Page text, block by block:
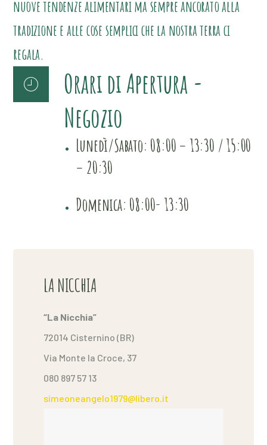
nuove tendenze alimentari ma sempre ancorato alla
tradizione e alle cose semplici che la nostra terra ci
regala.
Orari di Apertura -
Negozio
Lunedì/Sabato: 08:00 – 13:30 / 15:00
– 20:30
Domenica: 08:00- 13:30
LA NICCHIA
“La Nicchia”
72014 Cisternino (BR)
Via Monte la Croce, 37
080 897 57 13
simeoneangelo1979@libero.it